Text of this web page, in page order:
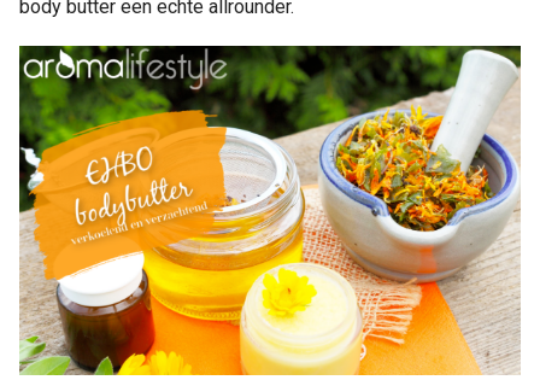
body butter een echte allrounder.